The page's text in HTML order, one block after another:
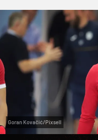
Goran Kovačić/Pixsell